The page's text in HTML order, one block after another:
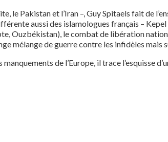
le Pakistan et l’Iran –, Guy Spitaels fait de
aussi des islamologues français –
Ouzbékistan), le combat de libération
mélange de guerre contre les infidèles mais
de l’Europe, il trace l’esquisse